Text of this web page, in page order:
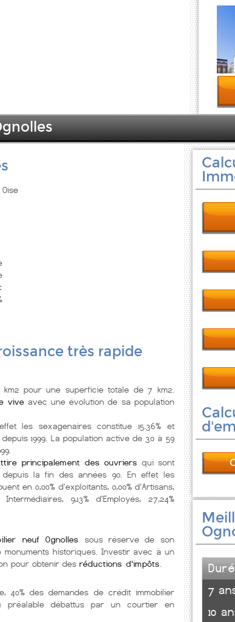
très rapide
pour une superficie totale de 7 km2.
viveavec une évolution de sa population
les sexagenaires constitue 15.36% et
1999. La population active de 30 à 59
principalement des ouvriers qui sont
la fin des années 90. En effet les
en 0,00% d'exploitants, 0,00% d'Artisans,
9,13% d'Employés, 27,24%
neuf Ognolles sous réserve de son
historiques. Investir avec à un
pour obtenir des réductions d'impôts
40% des demandes de crédit immobilier
débattus par un courtier en
7
10